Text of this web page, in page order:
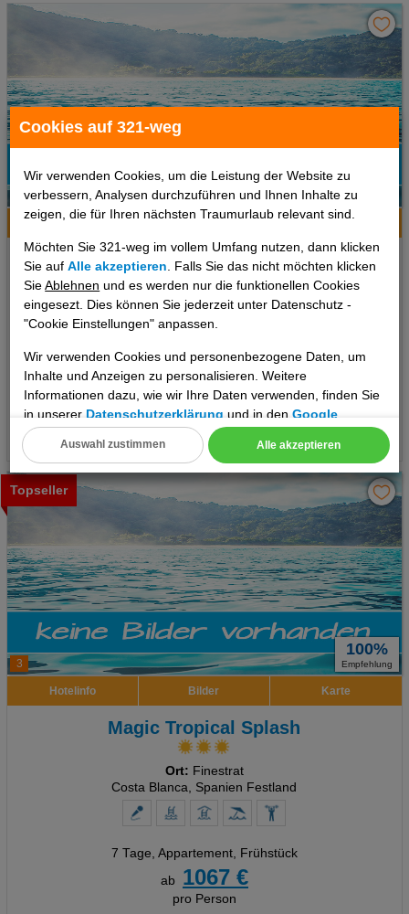
Cookies auf 321-weg
Wir verwenden Cookies, um die Leistung der Website zu
verbessern, Analysen durchzuführen und Ihnen Inhalte zu
zeigen, die für Ihren nächsten Traumurlaub relevant sind.
Möchten Sie 321-weg im vollem Umfang nutzen, dann klicken
Sie aufAlle akzeptieren . Falls Sie das nicht möchten klicken
SieAblehnen und es werden nur die funktionellen Cookies
eingesezt. Dies können Sie jederzeit unter Datenschutz -
"Cookie Einstellungen" anpassen.
Wir verwenden Cookies und personenbezogene Daten, um
Inhalte und Anzeigen zu personalisieren. Weitere
Informationen dazu, wie wir Ihre Daten verwenden, finden Sie
in unsererDatenschutzerklärung und in denGoogle
Datenschutz- und Nutzungsbedingungen
Cookie Einstellungen
Technische Cookies
Social Media Cookies
Erweiterte Einstellungen
Alle akzeptieren
Auswahl zustimmen
Hotelinfo
Apartamentos Oasis De La Cala
Ort:Finestrat
Costa Blanca, Spanien Festland
7 Tage , Appartement, Ohne Verpflegung
inkl. Zug zum Flug
ab 890 €
pro Person
Termine
3
Topseller
100%
Empfehlung
Hotelinfo Bilder Karte
Magic Tropical Splash
Ort: Finestrat
Costa Blanca, Spanien Festland
7 Tage, Appartement, Frühstück
ab
1067 €
pro Person